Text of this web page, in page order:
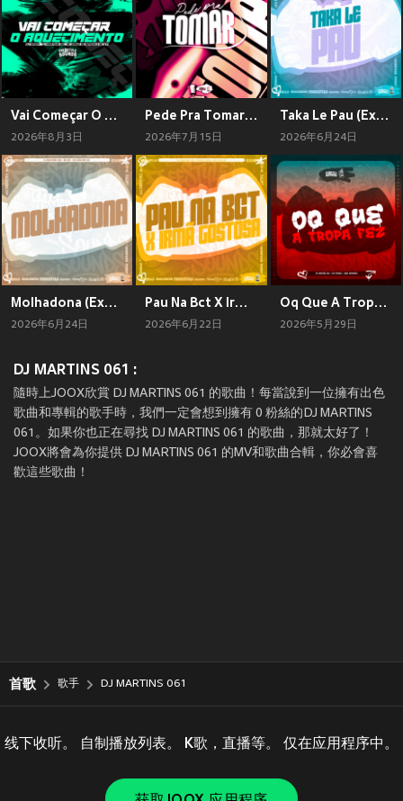
Vai Começar O Aquecimento (Explicit)
2026年8月3日
Pede Pra Tomar (Explicit)
2026年7月15日
Taka Le Pau (Explicit)
2026年6月24日
Molhadona (Explicit)
2026年6月24日
Pau Na Bct X Irmã Gostosa (Explicit)
2026年6月22日
Oq Que A Tropa Fez (Explicit)
2026年5月29日
DJ MARTINS 061 :
隨時上JOOX欣賞 DJ MARTINS 061 的歌曲！每當說到一位擁有出色
歌曲和專輯的歌手時，我們一定會想到擁有 0 粉絲的DJ MARTINS
061。如果你也正在尋找 DJ MARTINS 061 的歌曲，那就太好了！
JOOX將會為你提供 DJ MARTINS 061 的MV和歌曲合輯，你必會喜
歡這些歌曲！
首歌 歌手 DJ MARTINS 061
线下收听。 自制播放列表。 K歌，直播等。 仅在应用程序中。